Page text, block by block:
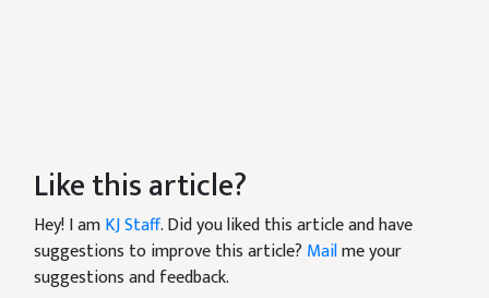
Like this article?
Hey! I amKJ Staff. Did you liked this article and have
suggestions to improve this article? Mailme your
suggestions and feedback.